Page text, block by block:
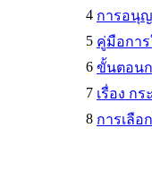
4 การอนุ
5 คู่มือกา
6 ขั้นตอนก
7 เรื่อง ก
8 การเลื